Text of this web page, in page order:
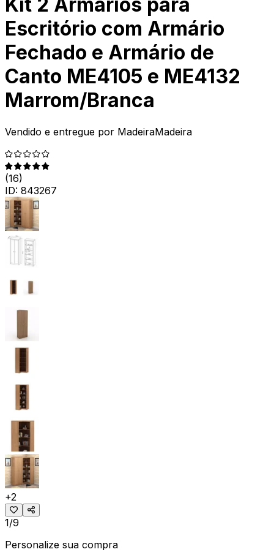
Kit 2 Armários para
Escritório com Armário
Fechado e Armário de
Canto ME4105 e ME4132
Marrom/Branca
Vendido e entregue por MadeiraMadeira
(16)
ID: 843267
+2
1/9
Personalize sua compra